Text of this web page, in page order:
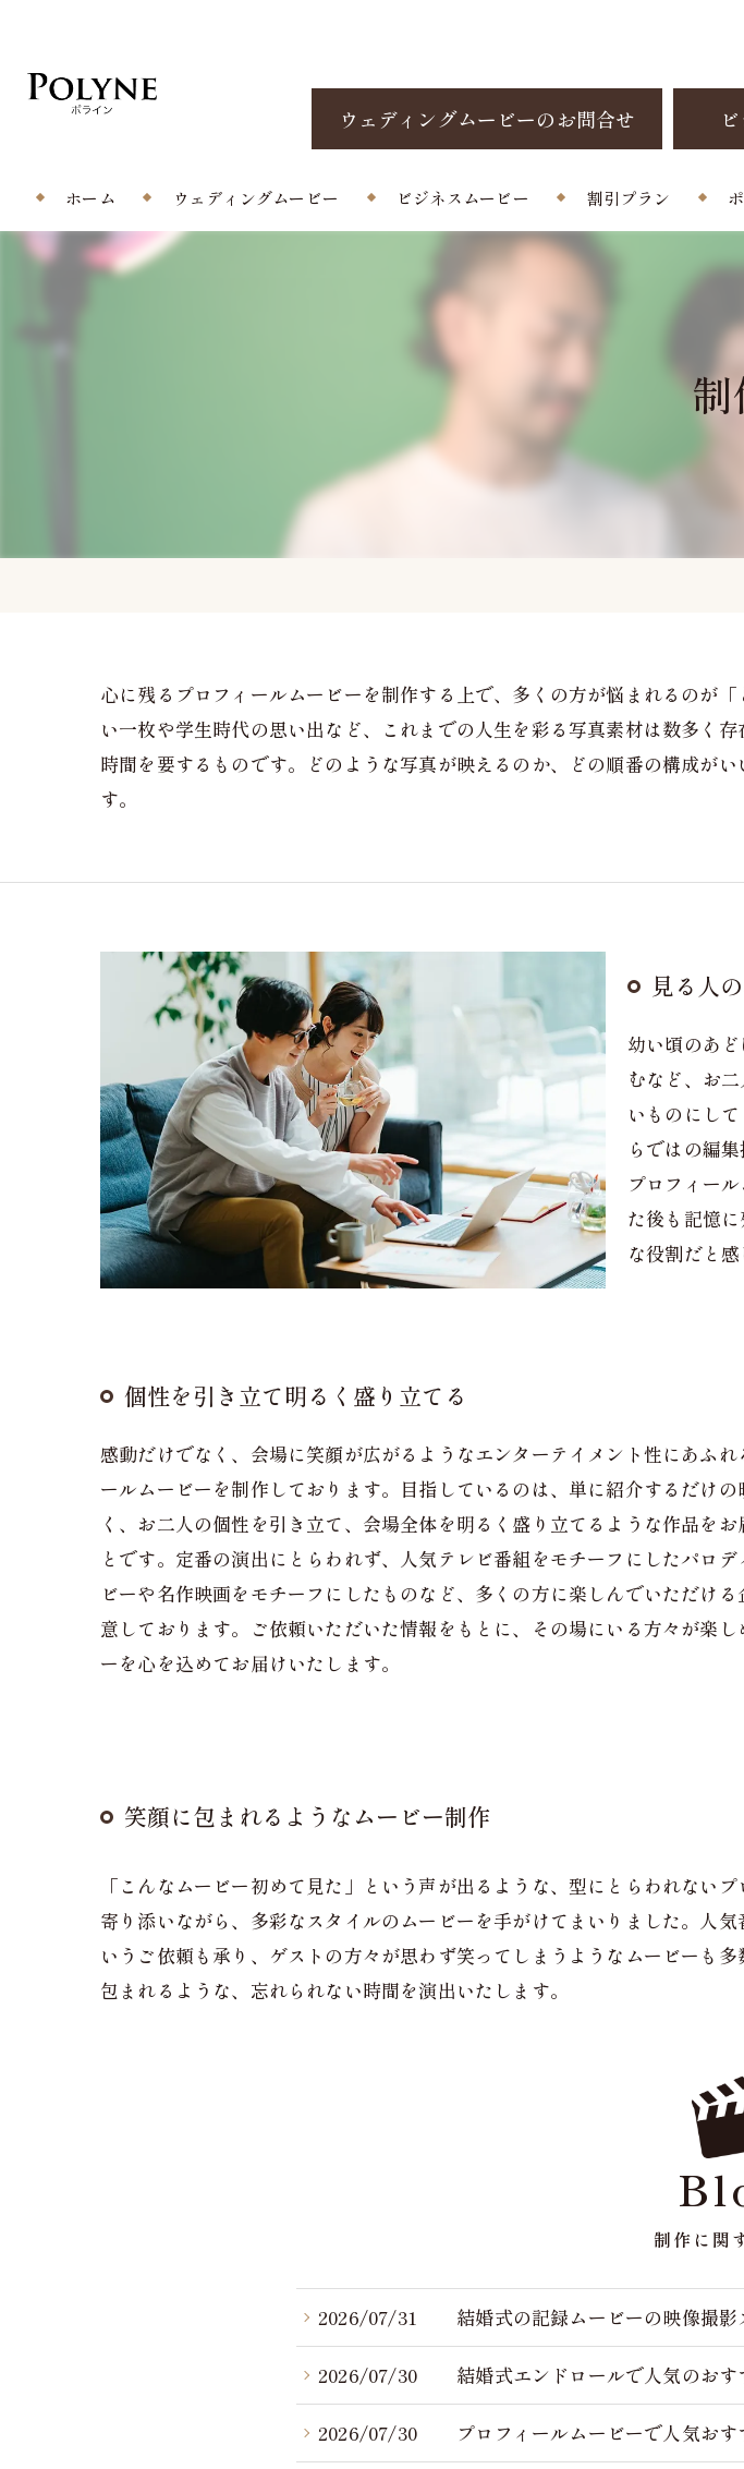
ウェディングムービーのお問合せ
ホーム ウェディングムービー ビジネスムービー 割引プラン
よ
制
心に残るプロフィールムービーを制作する上で、多くの方が悩まれるのが
い一枚や学生時代の思い出など、これまでの人生を彩る写真素材は数多く
時間を要するものです。どのような写真が映えるのか、どの順番の構成が
す。
見る人
幼い頃のあ
むなど、お
いものにし
らではの編
プロフィー
た後も記憶
な役割だと感
個性を引き立て明るく盛り立てる
感動だけでなく、会場に笑顔が広がるようなエンターテイメント性にあふれ
ールムービーを制作しております。目指しているのは、単に紹介するだけの
く、お二人の個性を引き立て、会場全体を明るく盛り立てるような作品をお
とです。定番の演出にとらわれず、人気テレビ番組をモチーフにしたパロデ
ビーや名作映画をモチーフにしたものなど、多くの方に楽しんでいただける
意しております。ご依頼いただいた情報をもとに、その場にいる方々が楽し
ーを心を込めてお届けいたします。
笑顔に包まれるようなムービー制作
「こんなムービー初めて見た」という声が出るような、型にとらわれない
寄り添いながら、多彩なスタイルのムービーを手がけてまいりました。人
いうご依頼も承り、ゲストの方々が思わず笑ってしまうようなムービーも
包まれるような、忘れられない時間を演出いたします。
制作に関
2026/07/31 結婚式の記録ムービーの映像撮
2026/07/30 結婚式エンドロールで人気のお
2026/07/30 プロフィールムービーで人気お